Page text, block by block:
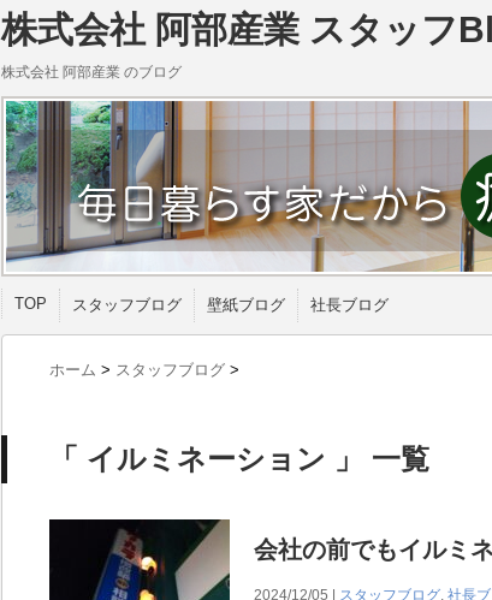
株式会社 阿部産業 スタッフ
株式会社 阿部産業 のブログ
TOP スタッフブログ 壁紙ブログ 社長ブログ
ホーム > スタッフブログ >
「 イルミネーション 」 一覧
会社の前でもイルミ
2024/12/05 | スタッフブログ, 社長